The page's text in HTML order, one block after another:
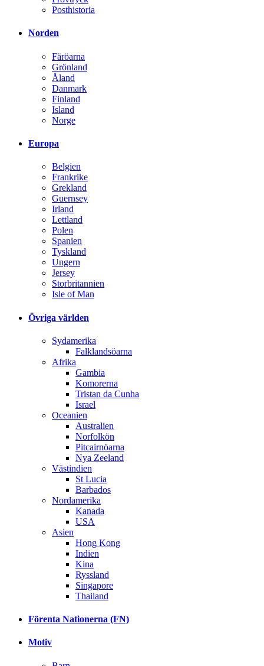
Posthistoria
Norden
Färöarna
Grönland
Åland
Danmark
Finland
Island
Norge
Europa
Belgien
Frankrike
Grekland
Guernsey
Irland
Lettland
Polen
Spanien
Tyskland
Ungern
Jersey
Storbritannien
Isle of Man
Övriga världen
Sydamerika
Falklandsöarna
Afrika
Gambia
Komorerna
Tristan da Cunha
Israel
Oceanien
Australien
Norfolkön
Pitcairnöarna
Nya Zeeland
Västindien
St Lucia
Barbados
Nordamerika
Kanada
USA
Asien
Hong Kong
Indien
Kina
Ryssland
Singapore
Thailand
Förenta Nationerna (FN)
Motiv